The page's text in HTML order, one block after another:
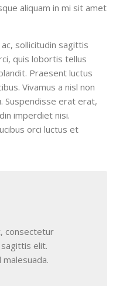
aliquam in mi sit amet
sollicitudin sagittis
quis lobortis tellus
Praesent luctus
Vivamus a nisl non
Suspendisse erat erat,
imperdiet nisi.
orci luctus et
consectetur
elit.